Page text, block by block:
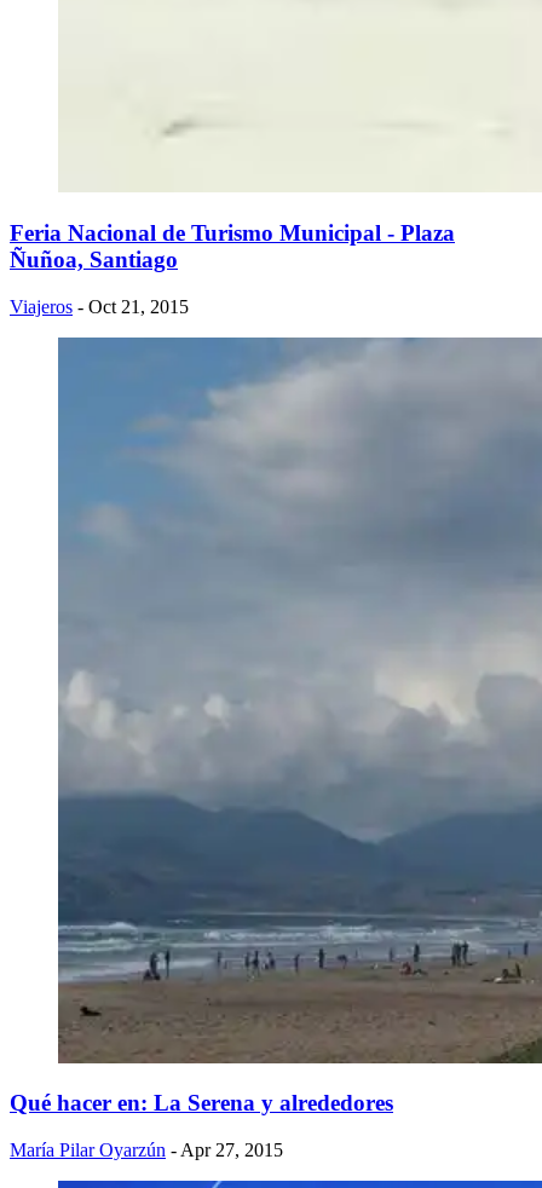
Feria Nacional de Turismo Municipal - Plaza
Ñuñoa, Santiago
Viajeros - Oct 21, 2015
Qué hacer en: La Serena y alrededores
María Pilar Oyarzún - Apr 27, 2015